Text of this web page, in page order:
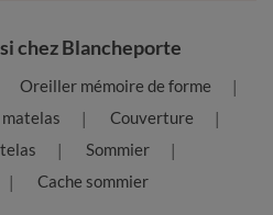
chez Blancheporte
Oreiller mémoire de forme
Couverture
Sommier
Cache sommier